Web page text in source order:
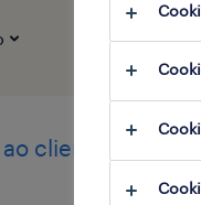
tipo de
cliente